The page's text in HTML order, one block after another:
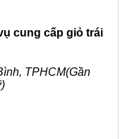
cung cấp giỏ trái
TPHCM(Gần